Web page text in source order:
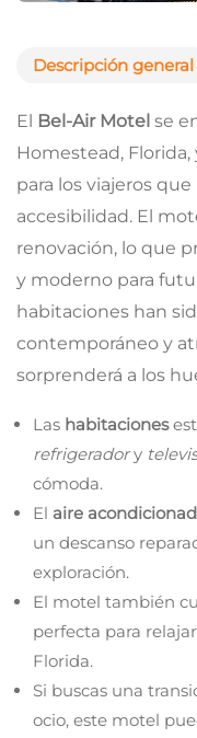
Descripción general
El Bel-Air Motel se
Homestead,
para los viajeros
accesibilidad. El
renovación, lo que
y moderno para
habitaciones han
contemporáneo y
sorprenderá a los
Las habitaciones
refrigeradory
cómoda.
El aire
un descanso
exploración.
El motel también
perfecta para
Florida.
Si buscas una
ocio, este motel